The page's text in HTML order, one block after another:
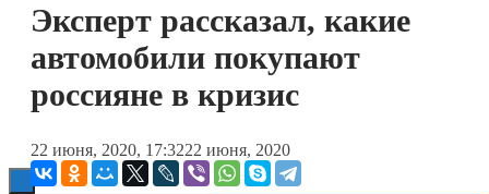
Эксперт рассказал, какие
автомобили покупают
россияне в кризис
22 июня, 2020, 17:3222 июня, 2020